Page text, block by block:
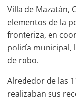
Villa de Mazatán,
elementos de la
fronteriza, en
policía municipal,
de robo.
Alrededor de las
realizaban sus